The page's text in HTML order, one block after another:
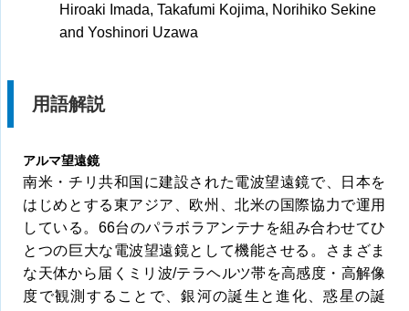
Hiroaki Imada, Takafumi Kojima, Norihiko Sekine
and Yoshinori Uzawa
用語解説
アルマ望遠鏡
南米・チリ共和国に建設された電波望遠鏡で、日本を
はじめとする東アジア、欧州、北米の国際協力で運用
している。66台のパラボラアンテナを組み合わせてひ
とつの巨大な電波望遠鏡として機能させる。さまざま
な天体から届くミリ波/テラヘルツ帯を高感度・高解像
度で観測することで、銀河の誕生と進化、惑星の誕